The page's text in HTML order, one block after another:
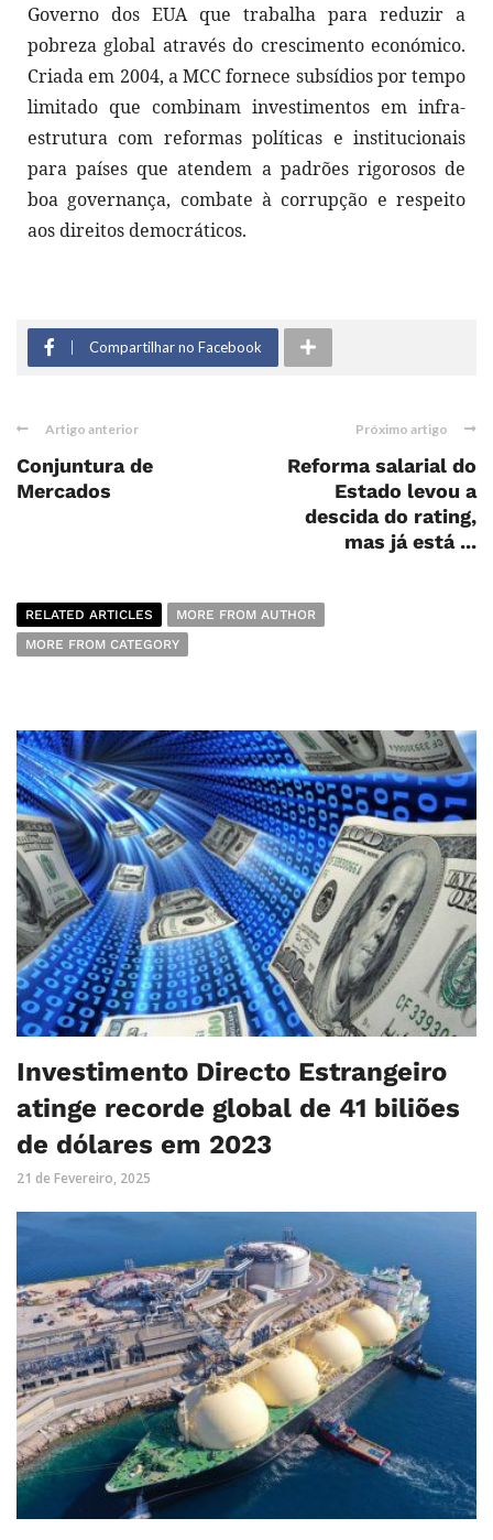
Governo dos EUA que trabalha para reduzir a
pobreza global através do crescimento económico.
Criada em 2004, a MCC fornece subsídios por tempo
limitado que combinam investimentos em infra-
estrutura com reformas políticas e institucionais
para países que atendem a padrões rigorosos de
boa governança, combate à corrupção e respeito
aos direitos democráticos.
Compartilhar no Facebook
Artigo anterior
Conjuntura de
Mercados
Próximo artigo
Reforma salarial do
Estado levou a
descida do rating,
mas já está ...
RELATED ARTICLES
MORE FROM AUTHOR
MORE FROM CATEGORY
Investimento Directo Estrangeiro
atinge recorde global de 41 biliões
de dólares em 2023
21 de Fevereiro, 2025